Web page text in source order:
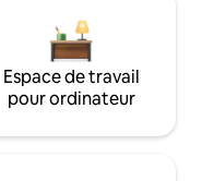
Espace de travail
pour ordinateur